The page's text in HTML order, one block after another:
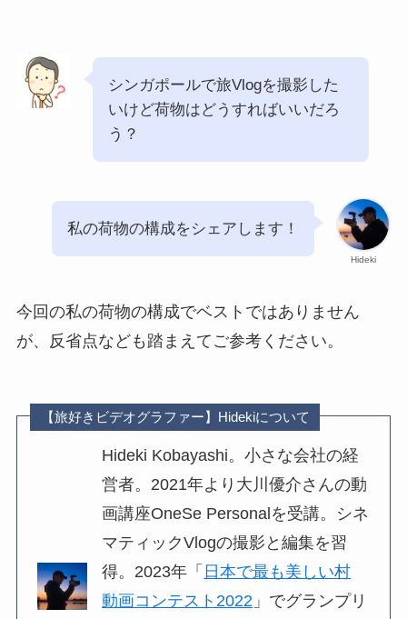
シンガポールで旅Vlogを撮影した
いけど荷物はどうすればいいだろ
う？
Hideki
私の荷物の構成をシェアします！
今回の私の荷物の構成でベストではありません
が、反省点なども踏まえてご参考ください。
【旅好きビデオグラファー】Hidekiについて
Hideki Kobayashi。小さな会社の経
営者。2021年より大川優介さんの動
画講座OneSe Personalを受講。シネ
マティックVlogの撮影と編集を習
得。2023年「 日本で最も美しい村
動画コンテスト2022 」でグランプリ